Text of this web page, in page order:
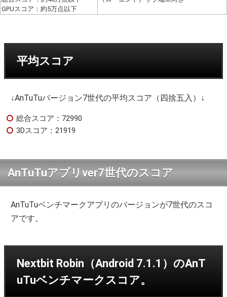
GPUスコア：約5万点以下
平均スコア
↓AnTuTuバージョン7世代の平均スコア（四捨五入）↓
総合スコア：72990
3Dスコア：21919
AnTuTuアプリver7世代のスコア
AnTuTuベンチマークアプリのバージョンが7世代のスコ
アです。
Nextbit Robin（Android 7.1.1）のAnT
uTuベンチマークスコア。